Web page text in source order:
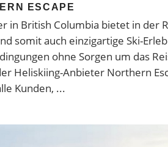
ESCAPE
in British Columbia bietet in der
somit auch einzigartige Ski-
ohne Sorgen um das
Heliskiing-Anbieter Northern
Kunden,